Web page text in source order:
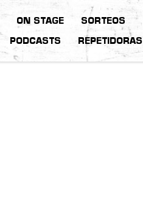
ON STAGE SORTEOS
PODCASTS REPETIDORAS